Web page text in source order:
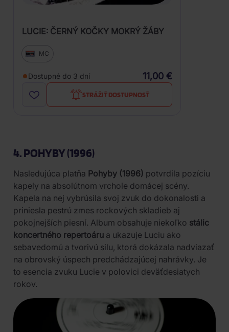
LUCIE: ČERNÝ KOČKY MOKRÝ ŽÁBY
MC
Dostupné do 3 dní 11,00 €
STRÁŽIŤ DOSTUPNOSŤ
4. POHYBY (1996)
Nasledujúca platňa Pohyby (1996) potvrdila pozíciu
kapely na absolútnom vrchole domácej scény.
Kapela na nej vybrúsila svoj zvuk do dokonalosti a
priniesla pestrú zmes rockových skladieb aj
pokojnejších piesní. Album obsahuje niekoľko stálic
koncertného repertoáru a ukazuje Luciu ako
sebavedomú a tvorivú silu, ktorá dokázala nadviazať
na obrovský úspech predchádzajúcej nahrávky. Je
to esencia zvuku Lucie v polovici deväťdesiatych
rokov.